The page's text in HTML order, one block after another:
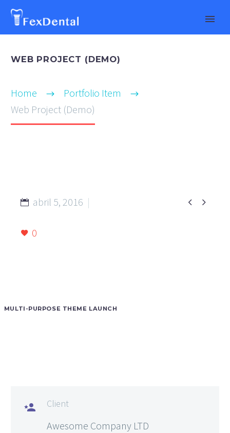
WEB PROJECT (DEMO)
Home
Portfolio Item
Web Project (Demo)
 
abril 5, 2016
0
MULTI-PURPOSE THEME LAUNCH
 Client
Awesome Company LTD